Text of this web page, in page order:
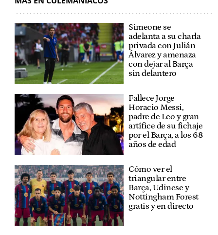
Simeone se
adelanta a su charla
privada con Julián
Álvarez y amenaza
con dejar al Barça
sin delantero
Fallece Jorge
Horacio Messi,
padre de Leo y gran
artífice de su fichaje
por el Barça, a los 68
años de edad
Cómo ver el
triangular entre
Barça, Udinese y
Nottingham Forest
gratis y en directo